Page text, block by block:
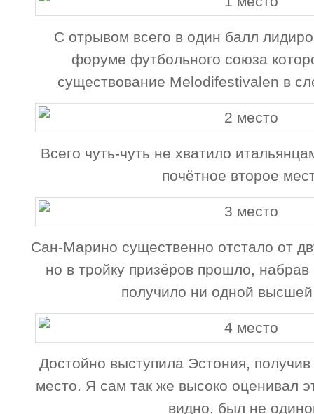
С отрывом всего в один балл
форуме футбольного союза
существование Melodifestivalen в
Всего чуть-чуть не хватило
почётное второе
Сан-Марино существенно отстало от
но в тройку призёров прошло,
получило ни одной
Достойно выступила Эстония, получив
место. Я сам так же высоко оценивал
видно, был не